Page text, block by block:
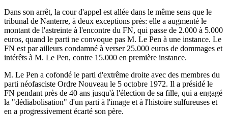
Dans son arrêt, la cour d'appel est allée dans le même sens que le
tribunal de Nanterre, à deux exceptions près: elle a augmenté le
montant de l'astreinte à l'encontre du FN, qui passe de 2.000 à 5.000
euros, quand le parti ne convoque pas M. Le Pen à une instance. Le
FN est par ailleurs condamné à verser 25.000 euros de dommages et
intérêts à M. Le Pen, contre 15.000 en première instance.
M. Le Pen a cofondé le parti d'extrême droite avec des membres du
parti néofasciste Ordre Nouveau le 5 octobre 1972. Il a présidé le
FN pendant près de 40 ans jusqu'à l'élection de sa fille, qui a engagé
la "dédiabolisation" d'un parti à l'image et à l'histoire sulfureuses et
en a progressivement écarté son père.